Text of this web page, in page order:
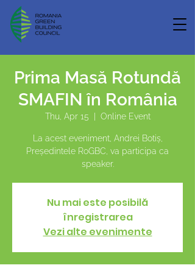
Prima Masă Rotundă
SMAFIN în România
Thu, Apr 15 Online Event
La acest eveniment, Andrei Botiș,
Președintele RoGBC, va participa ca
speaker.
Nu mai este posibilă
înregistrarea
Vezi alte evenimente